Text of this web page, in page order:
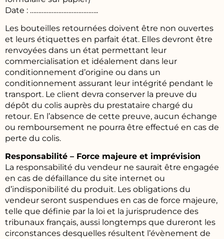
Date : …………………………………..
Les bouteilles retournées doivent être non ouvertes
et leurs étiquettes en parfait état. Elles devront être
renvoyées dans un état permettant leur
commercialisation et idéalement dans leur
conditionnement d’origine ou dans un
conditionnement assurant leur intégrité pendant le
transport. Le client devra conserver la preuve du
dépôt du colis auprès du prestataire chargé du
retour. En l’absence de cette preuve, aucun échange
ou remboursement ne pourra être effectué en cas de
perte du colis.
Responsabilité – Force majeure et imprévision
La responsabilité du vendeur ne saurait être engagée
en cas de défaillance du site internet ou
d’indisponibilité du produit. Les obligations du
vendeur seront suspendues en cas de force majeure,
telle que définie par la loi et la jurisprudence des
tribunaux français, aussi longtemps que dureront les
circonstances desquelles résultent l’évènement de